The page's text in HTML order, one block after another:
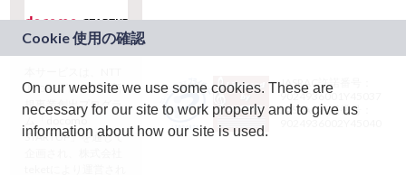
ドコモグループの新
規事業創出プログラ
ム「docomo
STARTUP」を通じて
JASRAC許諾番号：
9024936001Y45037
JASRAC許諾番号：
On our website we use some cookies. These are
necessary for our site to work properly and to give us
information about how our site is used.